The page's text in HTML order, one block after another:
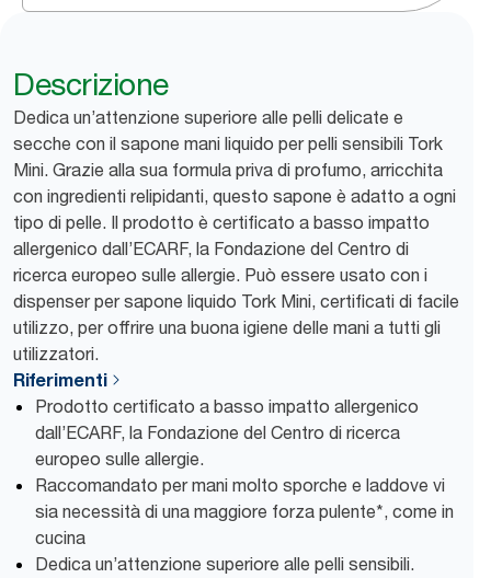
Descrizione
Dedica un’attenzione superiore alle pelli delicate e
secche con il sapone mani liquido per pelli sensibili Tork
Mini. Grazie alla sua formula priva di profumo, arricchita
con ingredienti relipidanti, questo sapone è adatto a ogni
tipo di pelle. Il prodotto è certificato a basso impatto
allergenico dall’ECARF, la Fondazione del Centro di
ricerca europeo sulle allergie. Può essere usato con i
dispenser per sapone liquido Tork Mini, certificati di facile
utilizzo, per offrire una buona igiene delle mani a tutti gli
utilizzatori.
Riferimenti
Prodotto certificato a basso impatto allergenico
dall’ECARF, la Fondazione del Centro di ricerca
europeo sulle allergie.
Raccomandato per mani molto sporche e laddove vi
sia necessità di una maggiore forza pulente*, come in
cucina
Dedica un’attenzione superiore alle pelli sensibili.